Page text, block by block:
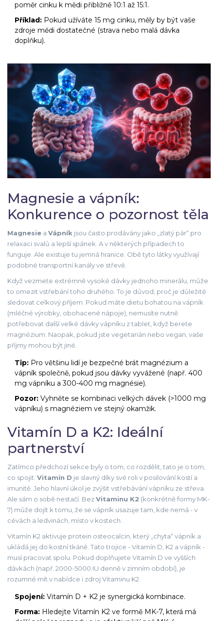
poměr cinku k mědi přibližně 10:1 až 15:1.
Příklad: Pokud užíváte 15 mg cinku, měly by být vaše
zdroje mědi dostatečné (strava nebo malá dávka
doplňku).
Magnesie a vápník:
Konkurence o pozornost těla
Magnesie a Vápník jsou často prodávány jako „zlatý pár“ pro
relaxaci svalů a lepší spánek. A v některých případech to
funguje. Ale existuje tu jemná hranice. Obě tyto látky využívají
podobné transportní kanály ve střevě.
Když vezmete extrémně vysoké dávky jednoho minerálu, může
to omezit vstřebání toho druhého. To je důvod, proč je důležité
sledovat celkový příjem. Pokud máte dietu bohatou na vápník
(mléčné výrobky, obohacené nápoje), nemusíte nutně
potřebovat další velké dávky vápníku z tablet, když berete
magnézium. Naopak, pokud jste vegetarián nebo vegan, vaše
příjmy mohou být jiné.
Tip: Pro většinu lidí je bezpečné brát magnézium a
vápník společně, pokud jsou dávky vyvážené (např. 400
mg vápníku a 300-400 mg magnésie).
Pozor: Vyhněte se kombinaci velkých dávek (>1000 mg
vápníku) s magnéziem ve stejný okamžik.
Vitamín D a K2: Ideální
partnerství
Zatímco předchozí sekce byly o tom, co rozdělit, tato je o tom,
co spojit. Vitamín D je slavný díky své roli v posilování kostí a
imunitě. Jeho hlavní úkol je zvýšit vstřebávání vápníku ze střeva.
Ale sám o sobě nestačí. BezVitaminu K2 (konkrétně formy MK-
7) může dojít k tomu, že se vápník usazuje tam, kde nemá - v
cévách a ledvinách, místo v kostech.
Vitamín K2 aktivuje protein osteocalcin, který „chyta“ vápník a
ukládá jej do kostní tkáně. Tato trojice - Vitamín D, K2 a vápník -
musí pracovat spolu. Pokud doplňujete Vitamín D ve vyšších
dávkách (např. 2000-5000 IU denně v zimním období), je
rozumné mít v nabídce i zdroj Vitaminu K2.
Spojení: Vitamín D + K2 je synergická kombinace.
Forma: Hledejte Vitamín K2 ve formě MK-7, která má